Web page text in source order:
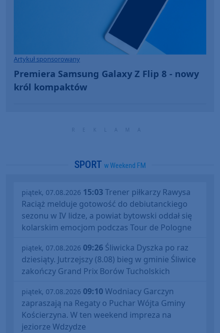
Artykuł sponsorowany
Premiera Samsung Galaxy Z Flip 8 - nowy
król kompaktów
SPORT w Weekend FM
piątek, 07.08.2026 15:03Trener piłkarzy Rawysa
Raciąż melduje gotowość do debiutanckiego
sezonu w IV lidze, a powiat bytowski oddał się
kolarskim emocjom podczas Tour de Pologne
piątek, 07.08.2026 09:26 Śliwicka Dyszka po raz
dziesiąty. Jutrzejszy (8.08) bieg w gminie Śliwice
zakończy Grand Prix Borów Tucholskich
piątek, 07.08.2026 09:10Wodniacy Garczyn
zapraszają na Regaty o Puchar Wójta Gminy
Kościerzyna. W ten weekend impreza na
jeziorze Wdzydze